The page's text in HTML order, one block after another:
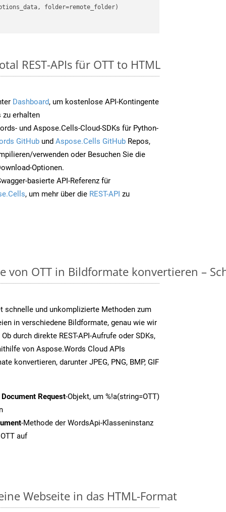
REST-APIs für OTT to HTML
Dashboard, um kostenlose API-Kontingente
erhalten
und Aspose.Cells-Cloud-SDKs für Python-
GitHub und Aspose.Cells GitHub Repos,
verwenden oder Besuchen Sie die
Optionen.
basierte API-Referenz für
, um mehr über die REST-API zu
von OTT in Bildformate konvertieren –
schnelle und unkomplizierte Methoden zum
in verschiedene Bildformate, genau wie wir
durch direkte REST-API-Aufrufe oder SDKs,
von Aspose.Words Cloud APIs
konvertieren, darunter JPEG, PNG, BMP, GIF
Request-Objekt, um %!a(string=OTT)
-Methode der WordsApi-Klasseninstanz
auf
Webseite in das HTML-Format